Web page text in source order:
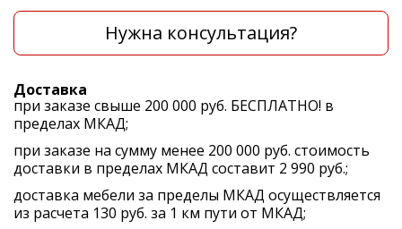
Нужна консультация?
Доставка
при заказе свыше 200 000 руб. БЕСПЛАТНО! в
пределах МКАД;
при заказе на сумму менее 200 000 руб. стоимость
доставки в пределах МКАД составит 2 990 руб.;
доставка мебели за пределы МКАД осуществляется
из расчета 130 руб. за 1 км пути от МКАД;